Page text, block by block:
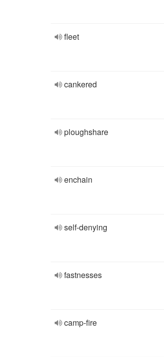
fleet
cankered
ploughshare
enchain
self-denying
fastnesses
camp-fire